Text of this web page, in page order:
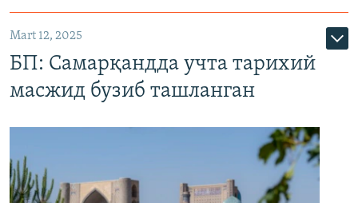
Mart 12, 2025
БП: Самарқандда учта тарихий
масжид бузиб ташланган